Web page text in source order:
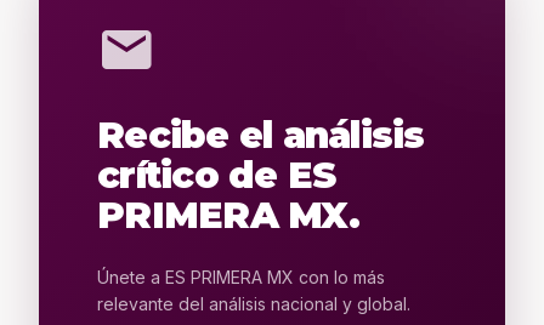
mail
Recibe el análisis
crítico de ES
PRIMERA MX.
Únete a ES PRIMERA MX con lo más
relevante del análisis nacional y global.